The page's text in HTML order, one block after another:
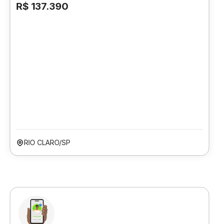
R$ 137.390
RIO CLARO/SP